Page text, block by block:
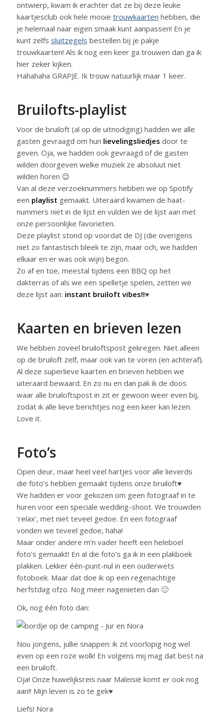
ontwierp, kwam ik erachter dat ze bij deze leuke
kaartjesclub ook hele mooie trouwkaarten hebben, die
je helemaal naar eigen smaak kunt aanpassen! En je
kunt zelfs sluitzegels bestellen bij je pakje
trouwkaarten! Als ik nog een keer ga trouwen dan ga ik
hier zeker kijken.
Hahahaha GRAPJE. Ik trouw natuurlijk maar 1 keer.
Bruilofts-playlist
Voor de bruiloft (al op de uitnodiging) hadden we alle
gasten gevraagd om hun lievelingsliedjes door te
geven. Oja, we hadden ook gevraagd of de gasten
wilden doorgeven welke muziek ze absoluut niet
wilden horen 😉
Van al deze verzoeknummers hebben we op Spotify
een playlist gemaakt. Uiteraard kwamen de haat-
nummers niet in de lijst en vulden we de lijst aan met
onze persoonlijke favorieten.
Deze playlist stond op voordat de DJ (die overigens
niet zo fantastisch bleek te zijn, maar och, we hadden
elkaar en er was ook wijn) begon.
Zo af en toe, meestal tijdens een BBQ op het
dakterras of als we een spelletje spelen, zetten we
deze lijst aan: instant bruiloft vibes!!♥
Kaarten en brieven lezen
We hebben zoveel bruiloftspost gekregen. Niet alleen
op de bruiloft zelf, maar ook van te voren (en achteraf).
Al deze superlieve kaarten en brieven hebben we
uiteraard bewaard. En zo nu en dan pak ik de doos
waar alle bruiloftspost in zit er gewoon weer even bij,
zodat ik alle lieve berichtjes nog een keer kan lezen.
Love it.
Foto’s
Open deur, maar heel veel hartjes voor alle lieverds
die foto’s hebben gemaakt tijdens onze bruiloft♥
We hadden er voor gekozen om geen fotograaf in te
huren voor een speciale wedding-shoot. We trouwden
‘relax’, met niet teveel gedoe. En een fotograaf
vonden we teveel gedoe, haha!
Maar onder andere m’n vader heeft een heleboel
foto’s gemaakt! En al die foto’s ga ik in een plakboek
plakken. Lekker één-punt-nul in een ouderwets
fotoboek. Maar dat doe ik op een regenachtige
herfstdag ofzo. Nog meer nagenieten dan 🙂
Ok, nog één foto dan:
Nou jongens, jullie snappen: ik zit voorlopig nog wel
even op een roze wolk! En volgens mij mag dat best na
een bruiloft.
Oja! Onze huwelijksreis naar Maleisië komt er ook nog
aan!! Mijn leven is zo te gek♥
Liefs! Nora